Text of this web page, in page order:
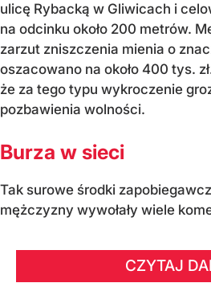
ulicę Rybacką w Gliwicach i
na odcinku około 200 metrów.
zarzut zniszczenia mienia o
oszacowano na około 400 tys.
że za tego typu wykroczenie
pozbawienia wolności.
Burza w sieci
Tak surowe środki
mężczyzny wywołały wiele
CZYTAJ